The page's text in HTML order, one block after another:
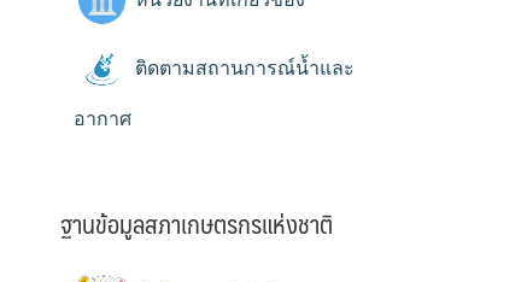
ติดตามสถานการณ์น้ำและ
อากาศ
ฐานข้อมูลสภาเกษตรกรแห่งชาติ